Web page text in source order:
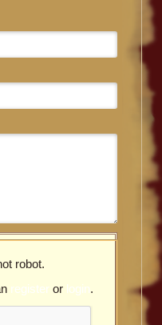
robot.
register or login.